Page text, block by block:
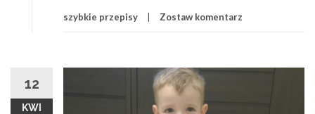
szybkie przepisy Zostaw komentarz
12
KWI